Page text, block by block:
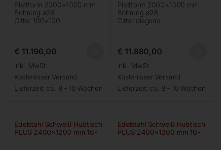
Plattform 2000×1000 mm
Bohrung ø28
Gitter 100×100
€ 11.196,00
inkl. MwSt.
Kostenloser Versand
Lieferzeit: ca. 8 – 10 Wochen
Plattform 2000×1000 mm
Bohrung ø28
Gitter diagonal
€ 11.880,00
inkl. MwSt.
Kostenloser Versand
Lieferzeit: ca. 8 – 10 Wochen
Edelstahl Schweiß Hubtisch
PLUS 2400×1200 mm 16-
Edelstahl Schweiß Hubtisch
PLUS 2400×1200 mm 16-